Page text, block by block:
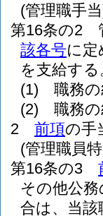
(管理職手
第16条の2
該各号に
を支給する
(1)
職務
(2)
職務
2
前項の手
(管理職員
第16条の3
その他公
合は、当該